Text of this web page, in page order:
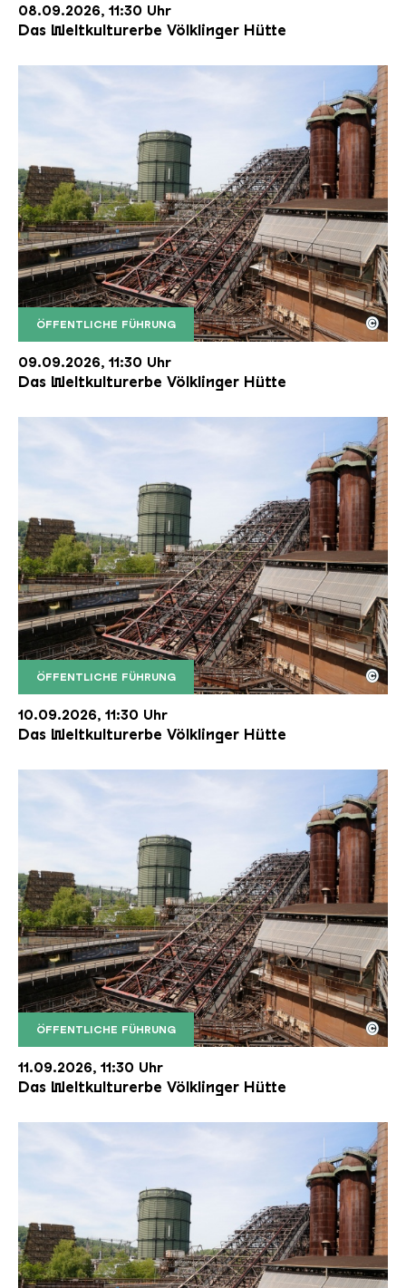
08.09.2026, 11:30 Uhr
Das Weltkulturerbe Völklinger Hütte
ÖFFENTLICHE FÜHRUNG
Der Erzschrägaufzug der Völklinger Hütte mit
Copyright: Weltkulturerbe Völklinger Hütte | Karl
©
09.09.2026, 11:30 Uhr
Das Weltkulturerbe Völklinger Hütte
ÖFFENTLICHE FÜHRUNG
Der Erzschrägaufzug der Völklinger Hütte mit
Copyright: Weltkulturerbe Völklinger Hütte | Karl
©
10.09.2026, 11:30 Uhr
Das Weltkulturerbe Völklinger Hütte
ÖFFENTLICHE FÜHRUNG
Der Erzschrägaufzug der Völklinger Hütte mit
Copyright: Weltkulturerbe Völklinger Hütte | Karl
©
11.09.2026, 11:30 Uhr
Das Weltkulturerbe Völklinger Hütte